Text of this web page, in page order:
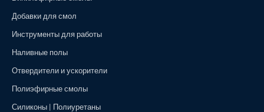
Добавки для смол
Инструменты для работы
Наливные полы
Отвердители и ускорители
Полиэфирные смолы
Силиконы | Полиуретаны